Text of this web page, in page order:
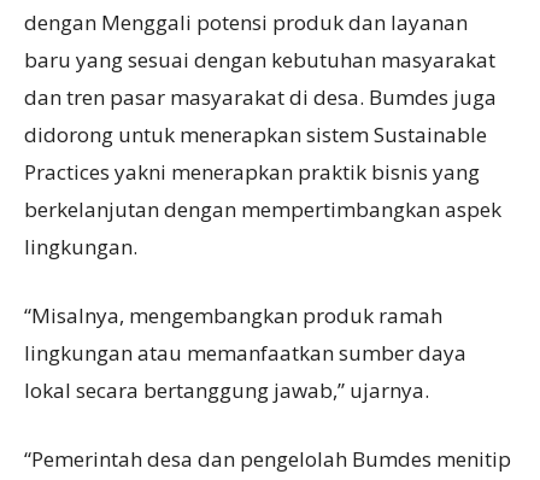
dengan Menggali potensi produk dan layanan
baru yang sesuai dengan kebutuhan masyarakat
dan tren pasar masyarakat di desa. Bumdes juga
didorong untuk menerapkan sistem Sustainable
Practices yakni menerapkan praktik bisnis yang
berkelanjutan dengan mempertimbangkan aspek
lingkungan.
“Misalnya, mengembangkan produk ramah
lingkungan atau memanfaatkan sumber daya
lokal secara bertanggung jawab,” ujarnya.
“Pemerintah desa dan pengelolah Bumdes menitip